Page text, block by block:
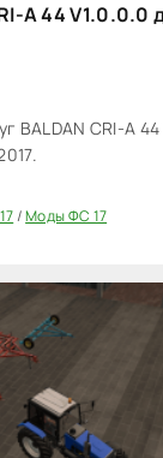
A 44 V1.0.0.0
BALDAN CRI-A
/Моды ФС 17